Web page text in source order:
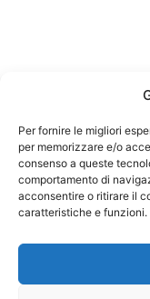
Per fornire le migliori
per memorizzare e/o
consenso a queste
comportamento di
acconsentire o ritirare il
caratteristiche e funzioni.
Federazione
Responsabile